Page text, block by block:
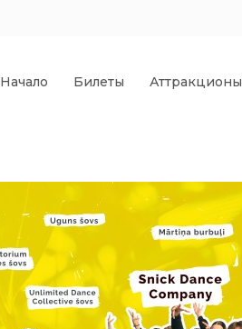
Начало Билеты Аттракционы